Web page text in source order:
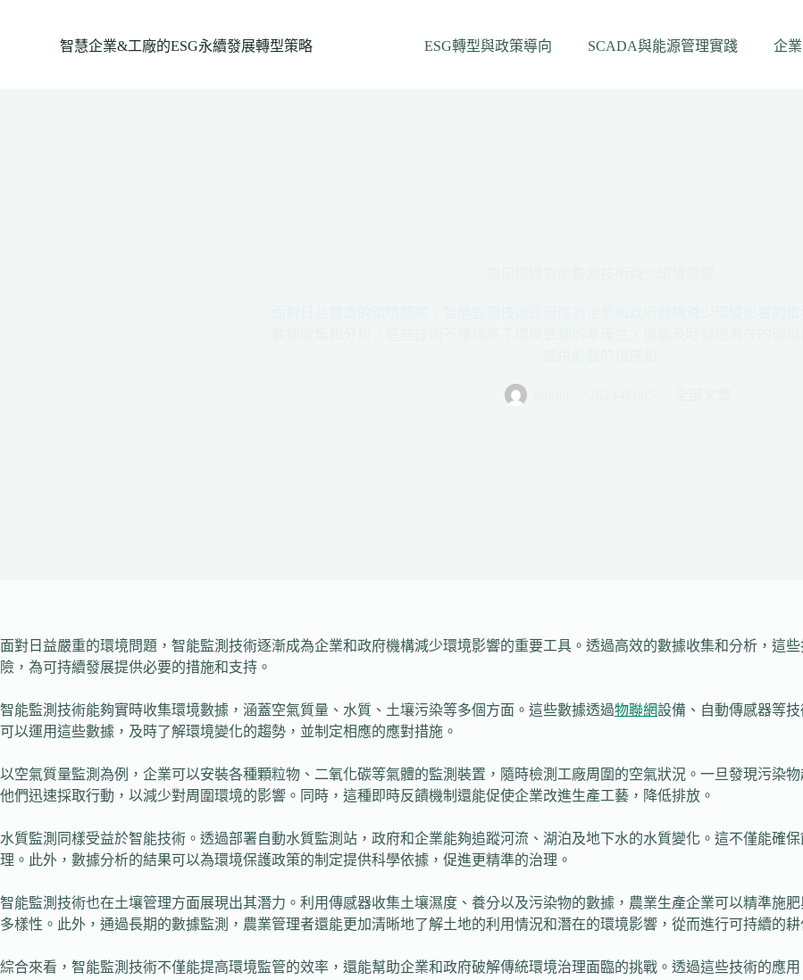
智慧企業&工廠的ESG永續發展轉型策略 ESG轉型與政策導向 SCADA與能源管理實踐 企
面對日益嚴重的環境問題，智能監測技術逐漸成為企業和政府機構減少環境影響的重要工具。透過高效的數據收集和分析，這
險，為可持續發展提供必要的措施和支持。
智能監測技術能夠實時收集環境數據，涵蓋空氣質量、水質、土壤污染等多個方面。這些數據透過物聯網設備、自動傳感器等
可以運用這些數據，及時了解環境變化的趨勢，並制定相應的應對措施。
以空氣質量監測為例，企業可以安裝各種顆粒物、二氧化碳等氣體的監測裝置，隨時檢測工廠周圍的空氣狀況。一旦發現污染
他們迅速採取行動，以減少對周圍環境的影響。同時，這種即時反饋機制還能促使企業改進生產工藝，降低排放。
水質監測同樣受益於智能技術。透過部署自動水質監測站，政府和企業能夠追蹤河流、湖泊及地下水的水質變化。這不僅能確
理。此外，數據分析的結果可以為環境保護政策的制定提供科學依據，促進更精準的治理。
智能監測技術也在土壤管理方面展現出其潛力。利用傳感器收集土壤濕度、養分以及污染物的數據，農業生產企業可以精準施
多樣性。此外，通過長期的數據監測，農業管理者還能更加清晰地了解土地的利用情況和潛在的環境影響，從而進行可持續的耕
綜合來看，智能監測技術不僅能提高環境監管的效率，還能幫助企業和政府破解傳統環境治理面臨的挑戰。透過這些技術的應